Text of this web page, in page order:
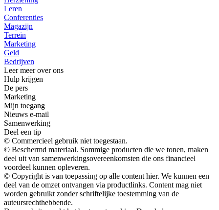
Leren
Conferenties
Magazijn
Terrein
Marketing
Geld
Bedrijven
Leer meer over ons
Hulp krijgen
De pers
Marketing
Mijn toegang
Nieuws e-mail
Samenwerking
Deel een tip
© Commercieel gebruik niet toegestaan.
© Beschermd materiaal. Sommige producten die we tonen, maken
deel uit van samenwerkingsovereenkomsten die ons financieel
voordeel kunnen opleveren.
© Copyright is van toepassing op alle content hier. We kunnen een
deel van de omzet ontvangen via productlinks. Content mag niet
worden gebruikt zonder schriftelijke toestemming van de
auteursrechthebbende.